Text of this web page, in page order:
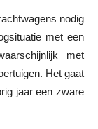
nodig
met een
met
Het gaat
jaar een zware